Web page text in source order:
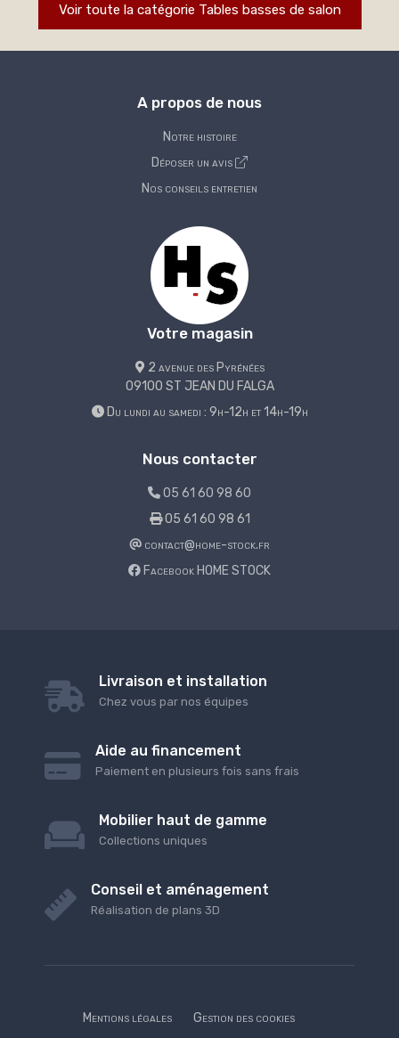
Voir toute la catégorie Tables basses de salon
A propos de nous
Notre histoire
Déposer un avis
Nos conseils entretien
Votre magasin
2 avenue des Pyrénées
09100 ST JEAN DU FALGA
Du lundi au samedi : 9h-12h et 14h-19h
Nous contacter
05 61 60 98 60
05 61 60 98 61
contact@home-stock.fr
Facebook HOME STOCK
Livraison et installation
Chez vous par nos équipes
Aide au financement
Paiement en plusieurs fois sans frais
Mobilier haut de gamme
Collections uniques
Conseil et aménagement
Réalisation de plans 3D
Mentions légales Gestion des cookies